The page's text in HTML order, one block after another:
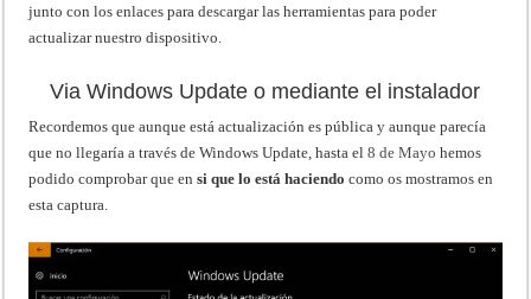
junto con los enlaces para descargar las herramientas para poder
actualizar nuestro dispositivo.
Via Windows Update o mediante el instalador
Recordemos que aunque está actualización es pública y aunque parecía
que no llegaría a través de Windows Update, hasta el8 de Mayo hemos
podido comprobar que ensi que lo está haciendo como os mostramos en
esta captura.